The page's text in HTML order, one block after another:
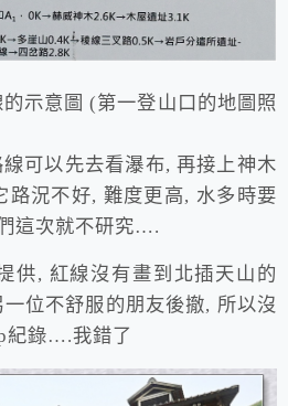
示意圖 (第一登山口的地圖照
可以先去看瀑布, 再接上神木
路況不好, 難度更高, 水多時要
這次就不研究….
供, 紅線沒有畫到北插天山的
位不舒服的朋友後撤, 所以沒
紀錄….我錯了